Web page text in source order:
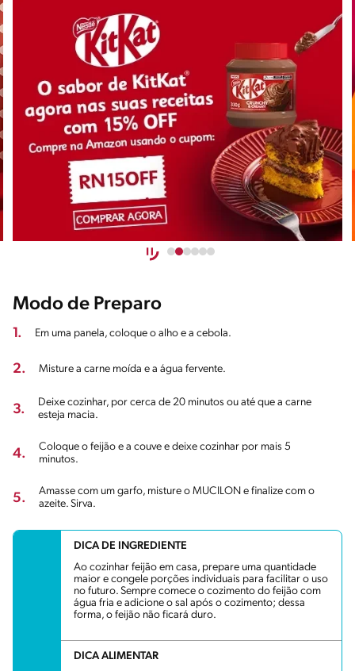
Modo de Preparo
1. Em uma panela, coloque o alho e a cebola.
2. Misture a carne moída e a água fervente.
3.
Deixe cozinhar, por cerca de 20 minutos ou até que a carne
esteja macia.
4.
Coloque o feijão e a couve e deixe cozinhar por mais 5
minutos.
5.
Amasse com um garfo, misture o MUCILON e finalize com o
azeite. Sirva.
DICA DE INGREDIENTE
Ao cozinhar feijão em casa, prepare uma quantidade
maior e congele porções individuais para facilitar o uso
no futuro. Sempre comece o cozimento do feijão com
água fria e adicione o sal após o cozimento; dessa
forma, o feijão não ficará duro.
DICA ALIMENTAR